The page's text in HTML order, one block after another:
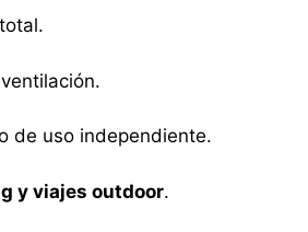
de uso independiente.
y viajes outdoor.